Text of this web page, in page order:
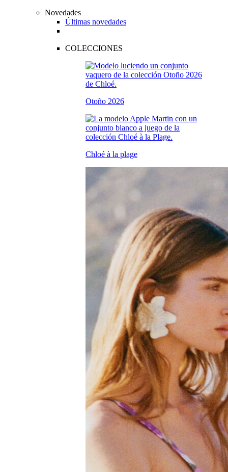
Novedades
Últimas novedades
COLECCIONES
Otoño 2026
Chloé à la plage